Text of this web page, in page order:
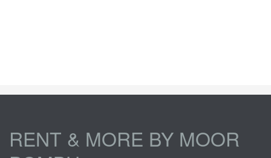
RENT & MORE BY MOOR